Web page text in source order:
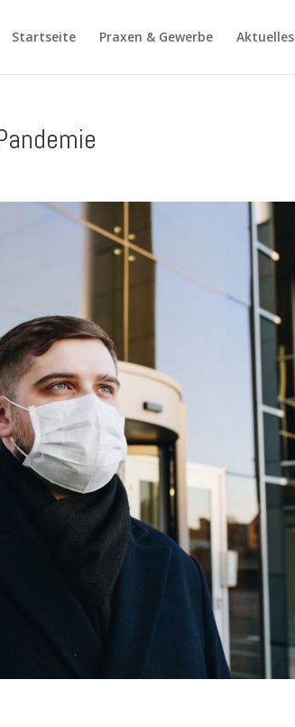
Startseite Praxen & Gewerbe Aktuelles